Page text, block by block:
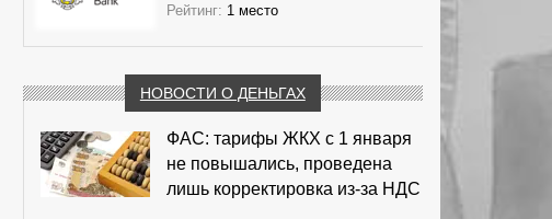
Рейтинг: 1 место
НОВОСТИ О ДЕНЬГАХ
ФАС: тарифы ЖКХ с 1 января
не повышались, проведена
лишь корректировка из‑за НДС